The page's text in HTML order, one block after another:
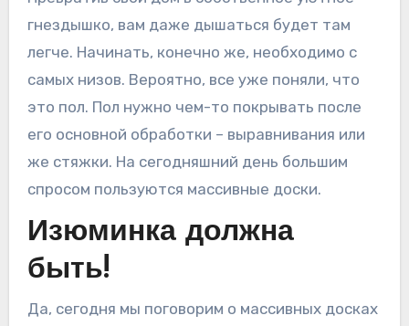
гнездышко, вам даже дышаться будет там
легче. Начинать, конечно же, необходимо с
самых низов. Вероятно, все уже поняли, что
это пол. Пол нужно чем-то покрывать после
его основной обработки – выравнивания или
же стяжки. На сегодняшний день большим
спросом пользуются массивные доски.
Изюминка должна
быть!
Да, сегодня мы поговорим о массивных досках